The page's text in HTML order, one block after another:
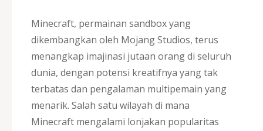
Minecraft, permainan sandbox yang
dikembangkan oleh Mojang Studios, terus
menangkap imajinasi jutaan orang di seluruh
dunia, dengan potensi kreatifnya yang tak
terbatas dan pengalaman multipemain yang
menarik. Salah satu wilayah di mana
Minecraft mengalami lonjakan popularitas